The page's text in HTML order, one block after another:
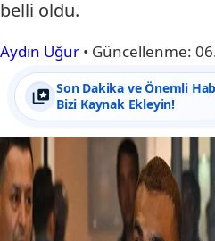
belli oldu.
Aydın Uğur • Güncellenme:
Son Dakika ve Önemli
Bizi Kaynak Ekleyin!